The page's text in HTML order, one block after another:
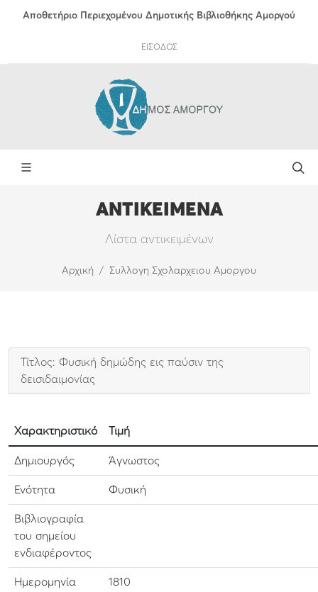
Αποθετήριο Περιεχομένου Δημοτικής Βιβλιοθήκης Αμοργού
ΕΙΣΟΔΟΣ
ΑΝΤΙΚΕΙΜΕΝΑ
Λίστα αντικειμένων
Αρχική Συλλογη Σχολαρχειου Αμοργου
Τίτλος: Φυσική δημώδης εις παύσιν της
δεισιδαιμονίας
Χαρακτηριστικό Τιμή
Δημιουργός Άγνωστος
Ενότητα Φυσική
Βιβλιογραφία
του σημείου
ενδιαφέροντος
Ημερομηνία
1810